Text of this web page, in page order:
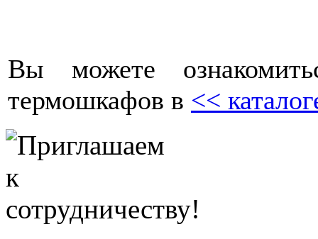
Вы можете
термошкафов в <<